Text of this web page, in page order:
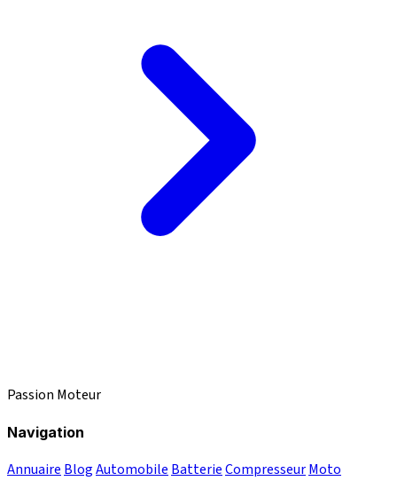
Passion Moteur
Navigation
Annuaire BlogAutomobile BatterieCompresseurMoto